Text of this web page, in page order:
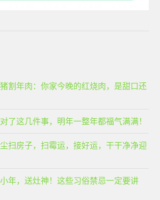
割年肉：你家今晚的红烧肉，是甜口还
了这几件事，明年一整年都福气满满！
扫房子，扫霉运，接好运，干干净净迎
年，送灶神！这些习俗禁忌一定要讲